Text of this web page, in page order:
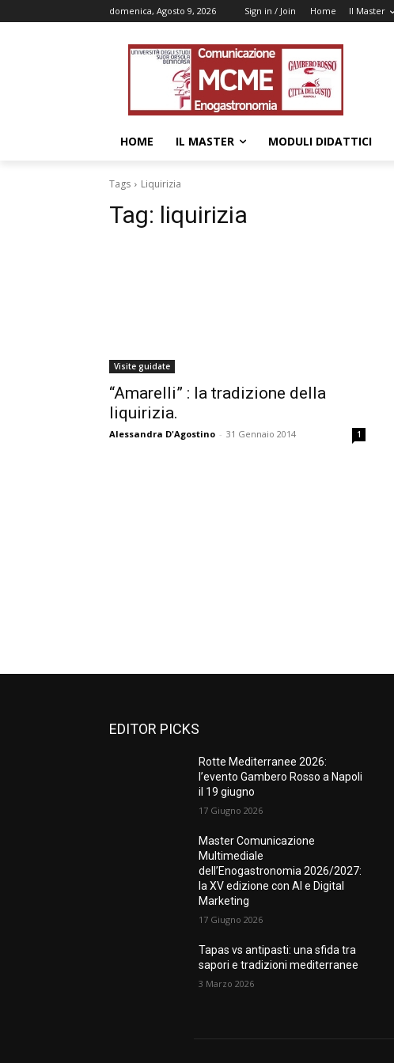
domenica, Agosto 9, 2026 Sign in / Join Home Il Master
HOME IL MASTER MODULI DIDATTICI
Tags Liquirizia
Tag: liquirizia
Visite guidate
“Amarelli” : la tradizione della
liquirizia.
Alessandra D'Agostino - 31 Gennaio 2014 1
EDITOR PICKS
Rotte Mediterranee 2026:
l’evento Gambero Rosso a Napoli
il 19 giugno
17 Giugno 2026
Master Comunicazione
Multimediale
dell’Enogastronomia 2026/2027:
la XV edizione con AI e Digital
Marketing
17 Giugno 2026
Tapas vs antipasti: una sfida tra
sapori e tradizioni mediterranee
3 Marzo 2026